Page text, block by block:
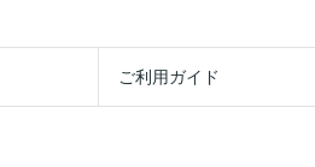
ご利用ガイド